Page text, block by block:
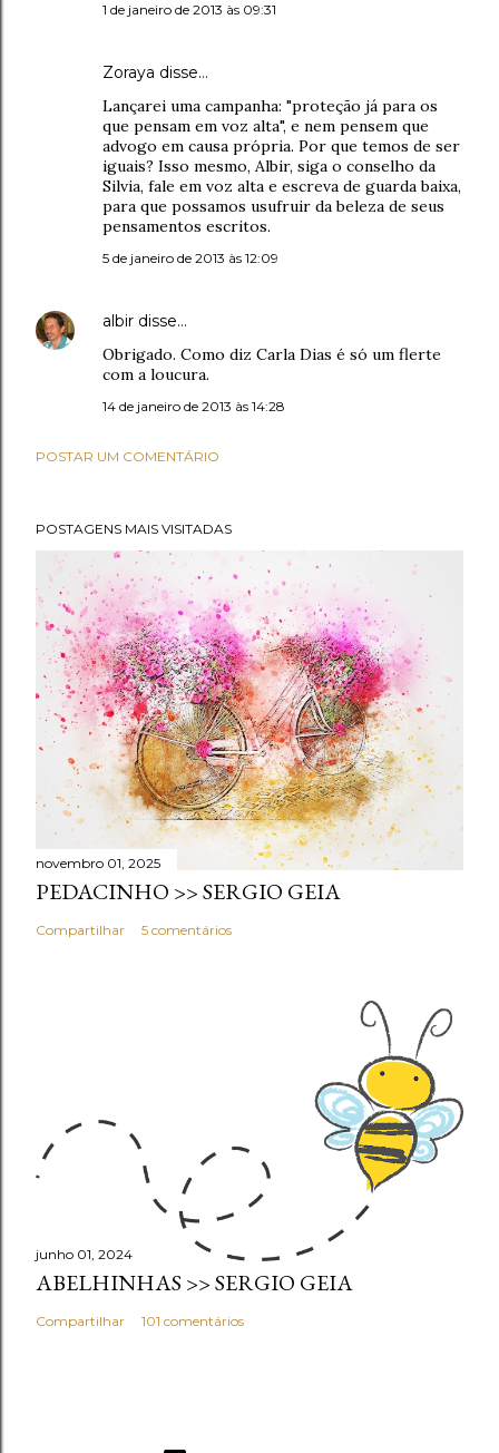
1 de janeiro de 2013 às 09:31
Zoraya disse…
Lançarei uma campanha: "proteção já para os
que pensam em voz alta", e nem pensem que
advogo em causa própria. Por que temos de ser
iguais? Isso mesmo, Albir, siga o conselho da
Silvia, fale em voz alta e escreva de guarda baixa,
para que possamos usufruir da beleza de seus
pensamentos escritos.
5 de janeiro de 2013 às 12:09
albir disse…
Obrigado. Como diz Carla Dias é só um flerte
com a loucura.
14 de janeiro de 2013 às 14:28
POSTAR UM COMENTÁRIO
POSTAGENS MAIS VISITADAS
novembro 01, 2025
PEDACINHO >> SERGIO GEIA
Compartilhar 5 comentários
junho 01, 2024
ABELHINHAS >> SERGIO GEIA
Compartilhar 101 comentários